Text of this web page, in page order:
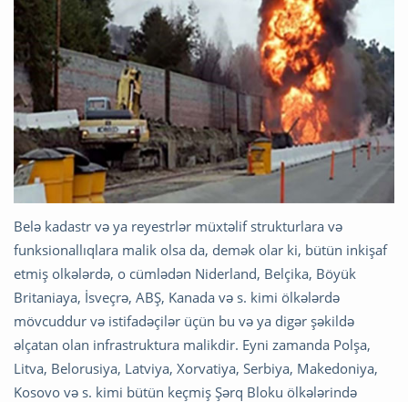
Belə kadastr və ya reyestrlər müxtəlif strukturlara və
funksionallıqlara malik olsa da, demək olar ki, bütün inkişaf
etmiş olkələrdə, o cümlədən Niderland, Belçika, Böyük
Britaniaya, İsveçrə, ABŞ, Kanada və s. kimi ölkələrdə
mövcuddur və istifadəçilər üçün bu və ya digər şəkildə
əlçatan olan infrastruktura malikdir. Eyni zamanda Polşa,
Litva, Belorusiya, Latviya, Xorvatiya, Serbiya, Makedoniya,
Kosovo və s. kimi bütün keçmiş Şərq Bloku ölkələrində